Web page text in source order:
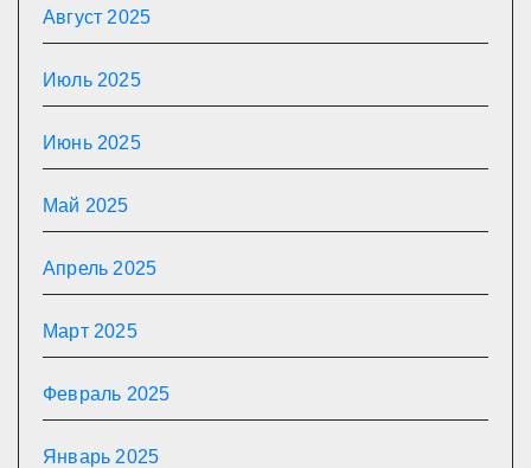
Август 2025
Июль 2025
Июнь 2025
Май 2025
Апрель 2025
Март 2025
Февраль 2025
Январь 2025